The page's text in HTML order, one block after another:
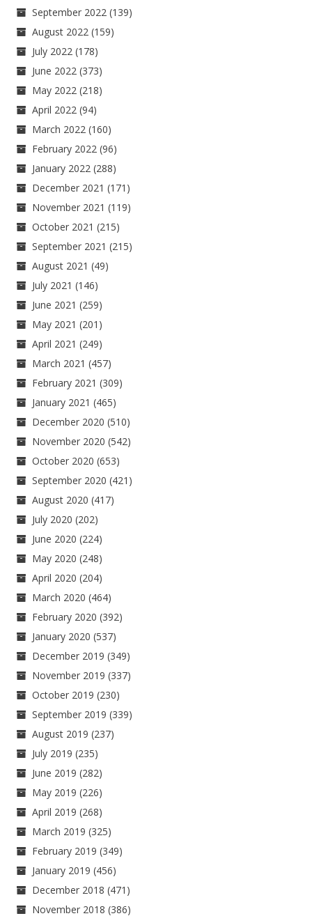
September 2022 (139)
August 2022 (159)
July 2022 (178)
June 2022 (373)
May 2022 (218)
April 2022 (94)
March 2022 (160)
February 2022 (96)
January 2022 (288)
December 2021 (171)
November 2021 (119)
October 2021 (215)
September 2021 (215)
August 2021 (49)
July 2021 (146)
June 2021 (259)
May 2021 (201)
April 2021 (249)
March 2021 (457)
February 2021 (309)
January 2021 (465)
December 2020 (510)
November 2020 (542)
October 2020 (653)
September 2020 (421)
August 2020 (417)
July 2020 (202)
June 2020 (224)
May 2020 (248)
April 2020 (204)
March 2020 (464)
February 2020 (392)
January 2020 (537)
December 2019 (349)
November 2019 (337)
October 2019 (230)
September 2019 (339)
August 2019 (237)
July 2019 (235)
June 2019 (282)
May 2019 (226)
April 2019 (268)
March 2019 (325)
February 2019 (349)
January 2019 (456)
December 2018 (471)
November 2018 (386)